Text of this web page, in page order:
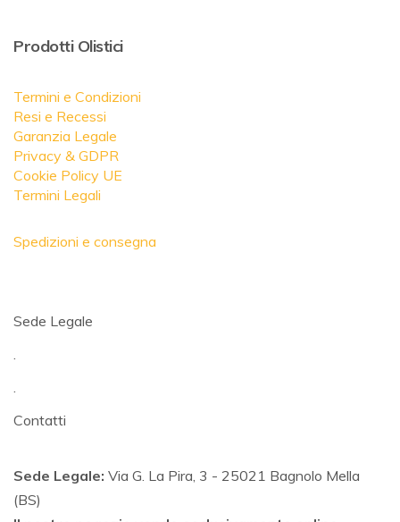
Prodotti Olistici
Termini e Condizioni
Resi e Recessi
Garanzia Legale
Privacy & GDPR
Cookie Policy UE
Termini Legali
Spedizioni e consegna
Sede Legale
.
.
Contatti
Sede Legale: Via G. La Pira, 3 - 25021 Bagnolo Mella
(BS)